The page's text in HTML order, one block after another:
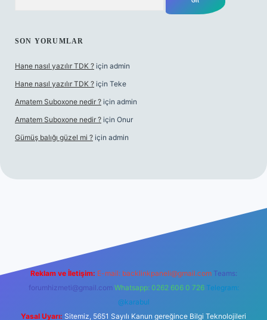
SON YORUMLAR
Hane nasıl yazılır TDK ? için admin
Hane nasıl yazılır TDK ? için Teke
Amatem Suboxone nedir ? için admin
Amatem Suboxone nedir ? için Onur
Gümüş balığı güzel mi ? için admin
Reklam ve İletişim: E-mail: backlinkpaneli@gmail.com Teams:
forumhizmeti@gmail.com Whatsapp: 0262 606 0 726 Telegram:
@karabul
Yasal Uyarı: Sitemiz, 5651 Sayılı Kanun gereğince Bilgi Teknolojileri